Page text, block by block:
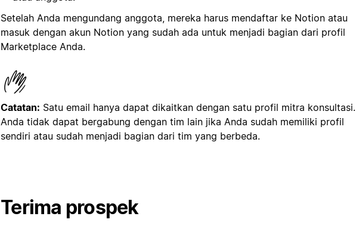
Setelah Anda mengundang anggota, mereka harus mendaftar ke Notion atau
masuk dengan akun Notion yang sudah ada untuk menjadi bagian dari profil
Marketplace Anda.
Catatan: Satu email hanya dapat dikaitkan dengan satu profil mitra konsultasi.
Anda tidak dapat bergabung dengan tim lain jika Anda sudah memiliki profil
sendiri atau sudah menjadi bagian dari tim yang berbeda.
Terima prospek